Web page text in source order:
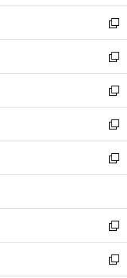
開
く
ウ
で
開
く
ン
ド
ウ
で
開
く
ウ
ィ
ン
ド
ウ
で
開
く
し
い
ウ
ィ
ン
ド
ウ
で
開
く
新
し
い
ウ
ィ
ン
ド
ウ
で
開
新
し
い
ウ
ィ
ン
ド
ウ
開
く
新
し
い
ウ
ィ
ン
ウ
で
開
く
新
し
い
ウ
ン
ド
ウ
で
新
し
ウ
ィ
ン
ド
新
し
い
新